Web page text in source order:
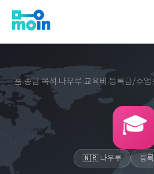
홈›송금 목적 ›나우루›교육비 ›등록금/수업
🎓
🇳🇷 나우루 등